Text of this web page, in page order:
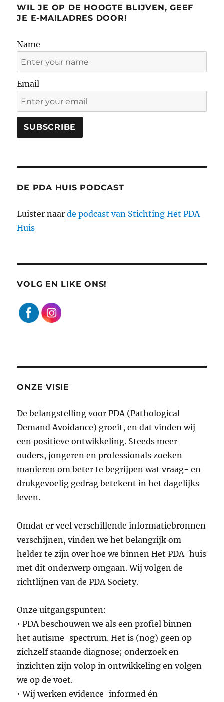
WIL JE OP DE HOOGTE BLIJVEN, GEEF
JE E-MAILADRES DOOR!
Name
Email
DE PDA HUIS PODCAST
Luister naarde podcast van Stichting Het PDA
Huis
VOLG EN LIKE ONS!
ONZE VISIE
De belangstelling voor PDA (Pathological
Demand Avoidance) groeit, en dat vinden wij
een positieve ontwikkeling. Steeds meer
ouders, jongeren en professionals zoeken
manieren om beter te begrijpen wat vraag- en
drukgevoelig gedrag betekent in het dagelijks
leven.
Omdat er veel verschillende informatiebronnen
verschijnen, vinden we het belangrijk om
helder te zijn over hoe we binnen Het PDA-huis
met dit onderwerp omgaan. Wij volgen de
richtlijnen van de PDA Society.
Onze uitgangspunten:
• PDA beschouwen we als een profiel binnen
het autisme-spectrum. Het is (nog) geen op
zichzelf staande diagnose; onderzoek en
inzichten zijn volop in ontwikkeling en volgen
we op de voet.
• Wij werken evidence-informed én